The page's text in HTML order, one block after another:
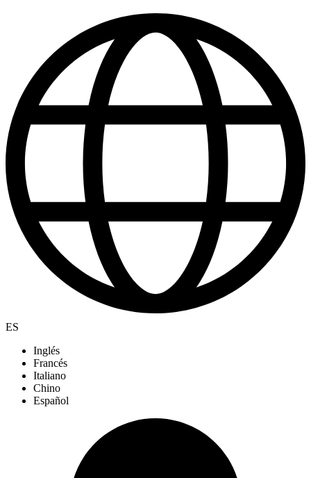
ES
Inglés
Francés
Italiano
Chino
Español